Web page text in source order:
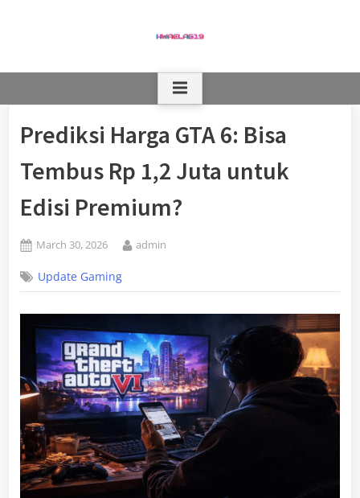
Prediksi Harga GTA 6: Bisa
Tembus Rp 1,2 Juta untuk
Edisi Premium?
Posted
March 30, 2026 By
admin
Update Gaming